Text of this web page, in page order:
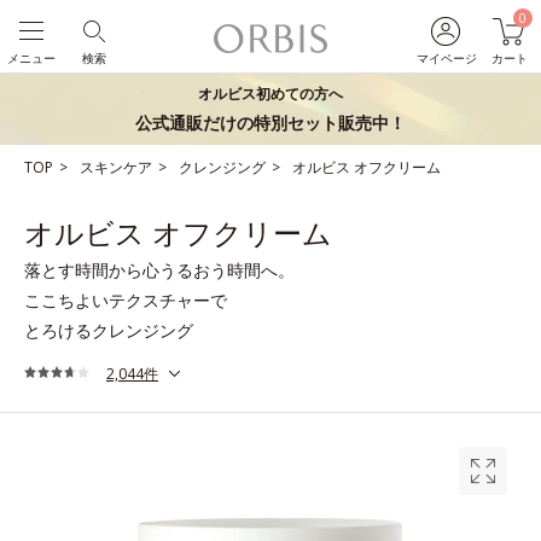
マイページ
0
カート
検索
メニュー
オルビス初めての方へ
公式通販だけの特別セット販売中！
TOP スキンケア クレンジング オルビス オフクリーム
オルビス オフクリーム
落とす時間から心うるおう時間へ。
ここちよいテクスチャーで
とろけるクレンジング
2,044件